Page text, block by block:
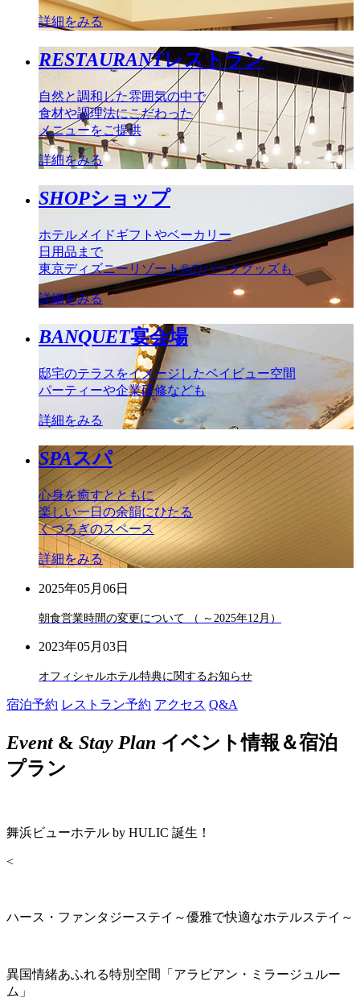
詳細をみる
RESTAURANTレストラン
自然と調和した雰囲気の中で
食材や調理法にこだわった
メニューをご提供
詳細をみる
SHOPショップ
ホテルメイドギフトやベーカリー
日用品まで
東京ディズニーリゾート®のパークグッズも
詳細をみる
BANQUET宴会場
邸宅のテラスをイメージしたベイビュー空間
パーティーや企業研修なども
詳細をみる
SPAスパ
心身を癒すとともに
楽しい一日の余韻にひたる
くつろぎのスペース
詳細をみる
2025年05月06日
朝食営業時間の変更について （ ～2025年12月）
2023年05月03日
オフィシャルホテル特典に関するお知らせ
宿泊予約 レストラン予約 アクセス Q&A
Event& Stay Plan イベント情報＆宿泊
プラン
舞浜ビューホテル by HULIC 誕生！
<
ハース・ファンタジーステイ～優雅で快適なホテルステイ～
異国情緒あふれる特別空間「アラビアン・ミラージュルー
ム」